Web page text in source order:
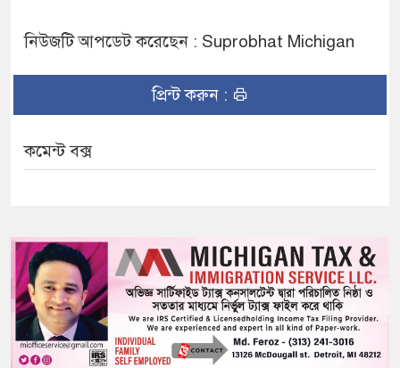
নিউজটি আপডেট করেছেন : Suprobhat Michigan
প্রিন্ট করুন :
কমেন্ট বক্স